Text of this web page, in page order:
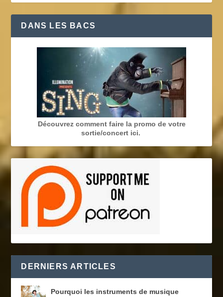
DANS LES BACS
Découvrez comment faire la promo de votre
sortie/concert ici.
DERNIERS ARTICLES
Pourquoi les instruments de musique